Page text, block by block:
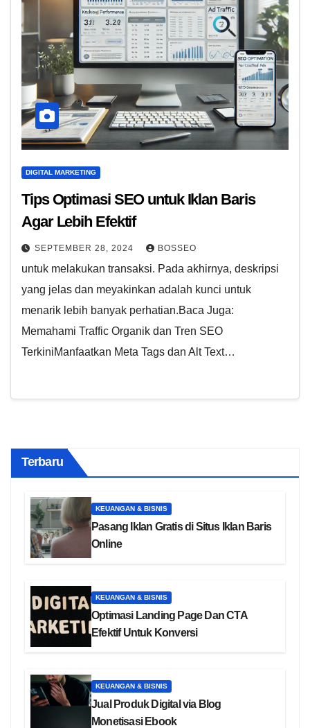
DIGITAL MARKETING
Tips Optimasi SEO untuk Iklan Baris
Agar Lebih Efektif
SEPTEMBER 28, 2024 BOSSEO
untuk melakukan transaksi. Pada akhirnya, deskripsi
yang jelas dan meyakinkan adalah kunci untuk
menarik lebih banyak perhatian.Baca Juga:
Memahami Traffic Organik dan Tren SEO
TerkiniManfaatkan Meta Tags dan Alt Text…
Terbaru
KEUANGAN & BISNIS
Pasang Iklan Gratis di Situs Iklan Baris
Online
KEUANGAN & BISNIS
Optimasi Landing Page Dan CTA
Efektif Untuk Konversi
KEUANGAN & BISNIS
Jual Produk Digital via Blog
Monetisasi Ebook